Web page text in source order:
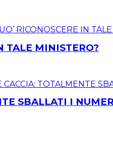
TALE MINISTERO?
SBALLATI I